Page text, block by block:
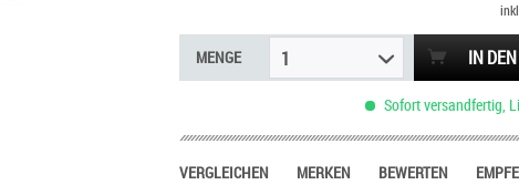
MENGE 1 IN
Sofort versandfertig,
VERGLEICHEN MERKEN BEWERTEN